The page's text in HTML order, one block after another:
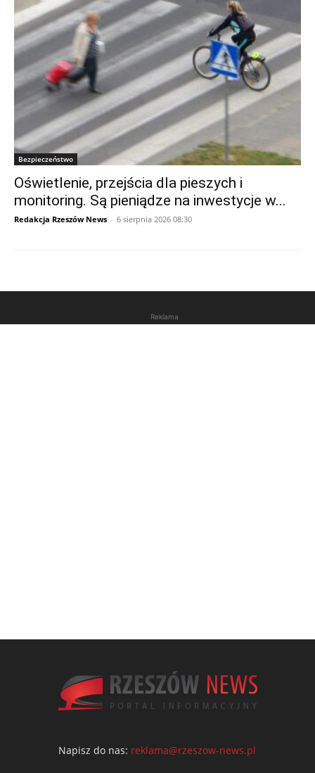
Bezpieczeństwo
Oświetlenie, przejścia dla pieszych i
monitoring. Są pieniądze na inwestycje w...
Redakcja Rzeszów News - 6 sierpnia 2026 08:30
Reklama
Napisz do nas: reklama@rzeszow-news.pl